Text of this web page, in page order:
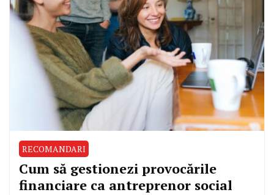
RECOMANDARI
Cum să gestionezi provocările
financiare ca antreprenor social